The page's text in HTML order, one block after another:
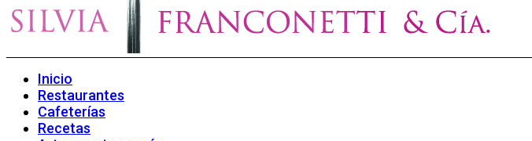
Inicio
Restaurantes
Cafeterías
Recetas